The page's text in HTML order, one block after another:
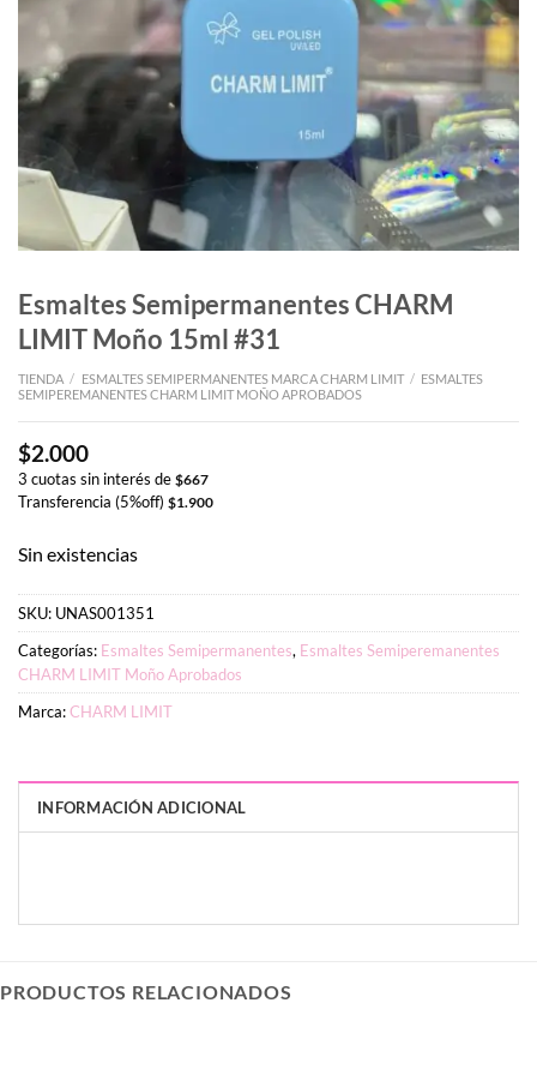
Esmaltes Semipermanentes CHARM
LIMIT Moño 15ml #31
TIENDA / ESMALTES SEMIPERMANENTES MARCA CHARM LIMIT / ESMALTES
SEMIPEREMANENTES CHARM LIMIT MOÑO APROBADOS
$2.000
3 cuotas sin interés de $667
Transferencia (5%off) $1.900
Sin existencias
SKU: UNAS001351
Categorías: Esmaltes Semipermanentes, Esmaltes Semiperemanentes
CHARM LIMIT Moño Aprobados
Marca:CHARM LIMIT
INFORMACIÓN ADICIONAL
PRODUCTOS RELACIONADOS